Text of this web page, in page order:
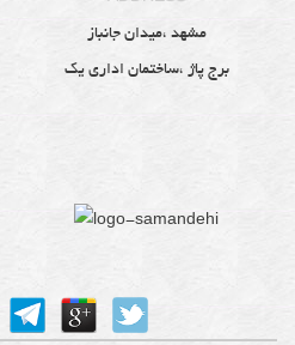
مشهد ،میدان جانباز
برج پاژ ،ساختمان اداری یک